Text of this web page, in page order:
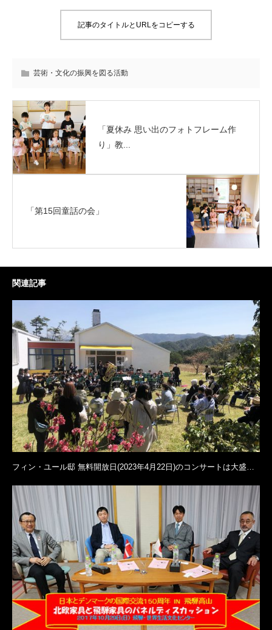
記事のタイトルとURLをコピーする
芸術・文化の振興を図る活動
「夏休み 思い出のフォトフレーム作
り」教...
「第15回童話の会」
関連記事
フィン・ユール邸 無料開放日(2023年4月22日)のコンサートは大盛…